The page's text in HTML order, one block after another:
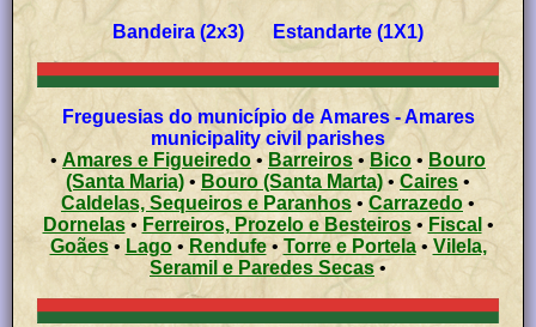
Bandeira (2x3) Estandarte (1X1)
Freguesias do município de Amares - Amares
municipality civil parishes
• Amares e Figueiredo • Barreiros • Bico • Bouro
(Santa Maria) •Bouro (Santa Marta)• Caires •
Caldelas, Sequeiros e Paranhos • Carrazedo •
Dornelas• Ferreiros, Prozelo e Besteiros • Fiscal •
Goães•Lago• Rendufe • Torre e Portela•Vilela,
Seramil e Paredes Secas•